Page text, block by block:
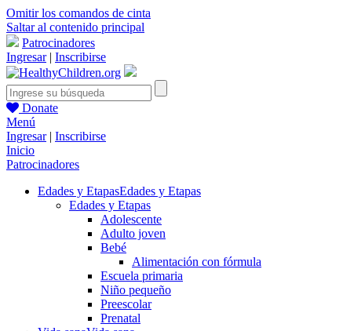
Omitir los comandos de cinta
Saltar al contenido principal
Patrocinadores
Ingresar| Inscribirse
Donate
Menú
Ingresar| Inscribirse
Inicio
Patrocinadores
Edades y EtapasEdades y Etapas
Edades y Etapas
Adolescente
Adulto joven
Bebé
Alimentación con fórmula
Escuela primaria
Niño pequeño
Preescolar
Prenatal